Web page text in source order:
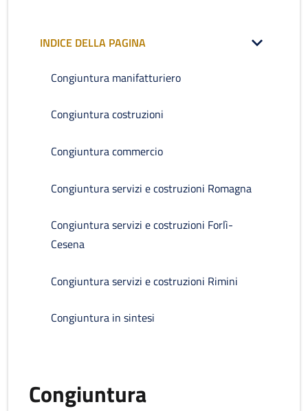
INDICE DELLA PAGINA
Congiuntura manifatturiero
Congiuntura costruzioni
Congiuntura commercio
Congiuntura servizi e costruzioni Romagna
Congiuntura servizi e costruzioni Forlì-
Cesena
Congiuntura servizi e costruzioni Rimini
Congiuntura in sintesi
Congiuntura